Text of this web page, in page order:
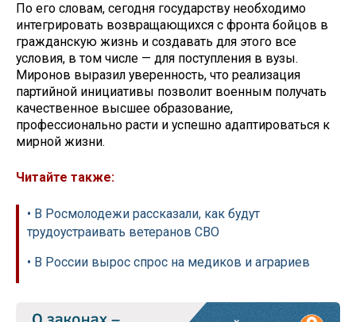
По его словам, сегодня государству необходимо
интегрировать возвращающихся с фронта бойцов в
гражданскую жизнь и создавать для этого все
условия, в том числе — для поступления в вузы.
Миронов выразил уверенность, что реализация
партийной инициативы позволит военным получать
качественное высшее образование,
профессионально расти и успешно адаптироваться к
мирной жизни.
Читайте также:
• В Росмолодежи рассказали, как будут
трудоустраивать ветеранов СВО
• В России вырос спрос на медиков и аграриев